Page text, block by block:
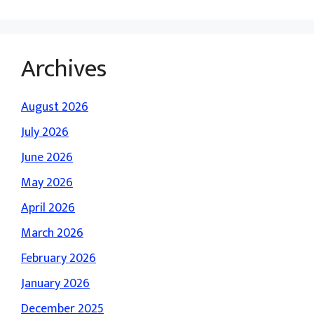
Archives
August 2026
July 2026
June 2026
May 2026
April 2026
March 2026
February 2026
January 2026
December 2025